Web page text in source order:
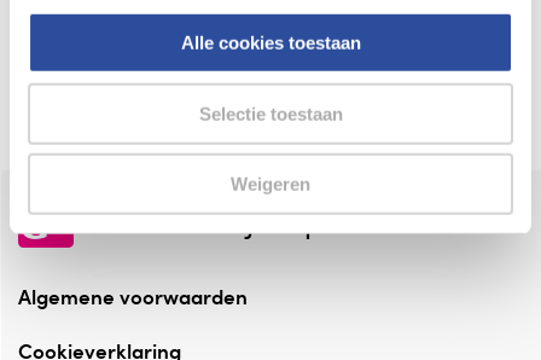
Alle cookies toestaan
Selectie toestaan
Weigeren
Altijd onze folder bij de hand
Check onze folders ⁠bij AlleFolders.
de vriendelijke specialist
Algemene voorwaarden
Cookieverklaring